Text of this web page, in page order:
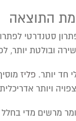
התוצאה
סטנדרטי
ובולטת יותר,
חד יותר. פליז
ויותר
מרשים מדי בחלל